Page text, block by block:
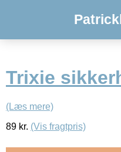
Trixie
(Læs mere)
89 kr. (Vis fragtpris)